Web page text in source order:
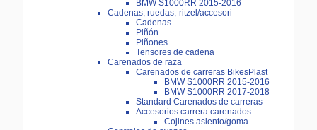
BMW S1000RR 2015-2016
Cadenas, ruedas,-ritzel/accesori
Cadenas
Piñón
Piñones
Tensores de cadena
Carenados de raza
Carenados de carreras BikesPlast
BMW S1000RR 2015-2016
BMW S1000RR 2017-2018
Standard Carenados de carreras
Accesorios carrera carenados
Cojines asiento/goma